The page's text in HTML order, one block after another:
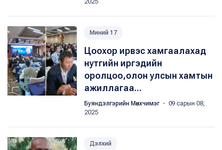
2025
Миний 17
Цоохор ирвэс хамгаалахад
нутгийн иргэдийн
оролцоо,олон улсын хамтын
ажиллагаа...
Буяндэлгэрийн Мөнхчимэг ・ 09 сарын 08,
2025
Дэлхий